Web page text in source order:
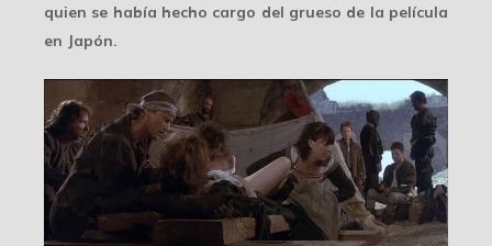
quien se había hecho cargo del grueso de la película
en Japón.